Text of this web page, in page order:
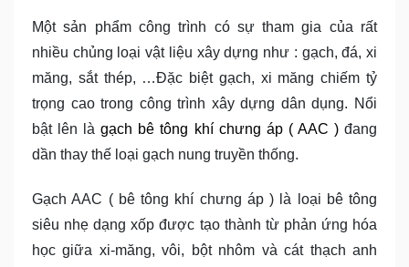
Một sản phẩm công trình có sự tham gia của rất
nhiều chủng loại vật liệu xây dựng như : gạch, đá, xi
măng, sắt thép, …Đặc biệt gạch, xi măng chiếm tỷ
trọng cao trong công trình xây dựng dân dụng. Nổi
bật lên làgạch bê tông khí chưng áp ( AAC )đang
dần thay thế loại gạch nung truyền thống.
Gạch AAC ( bê tông khí chưng áp ) là loại bê tông
siêu nhẹ dạng xốp được tạo thành từ phản ứng hóa
học giữa xi-măng, vôi, bột nhôm và cát thạch anh